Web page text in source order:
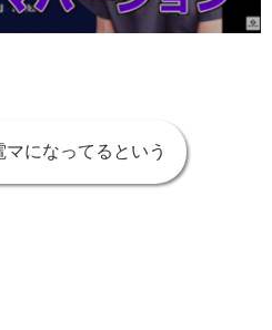
マになってるという